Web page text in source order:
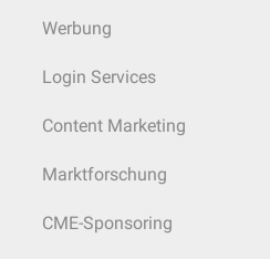
Werbung
Login Services
Content Marketing
Marktforschung
CME-Sponsoring